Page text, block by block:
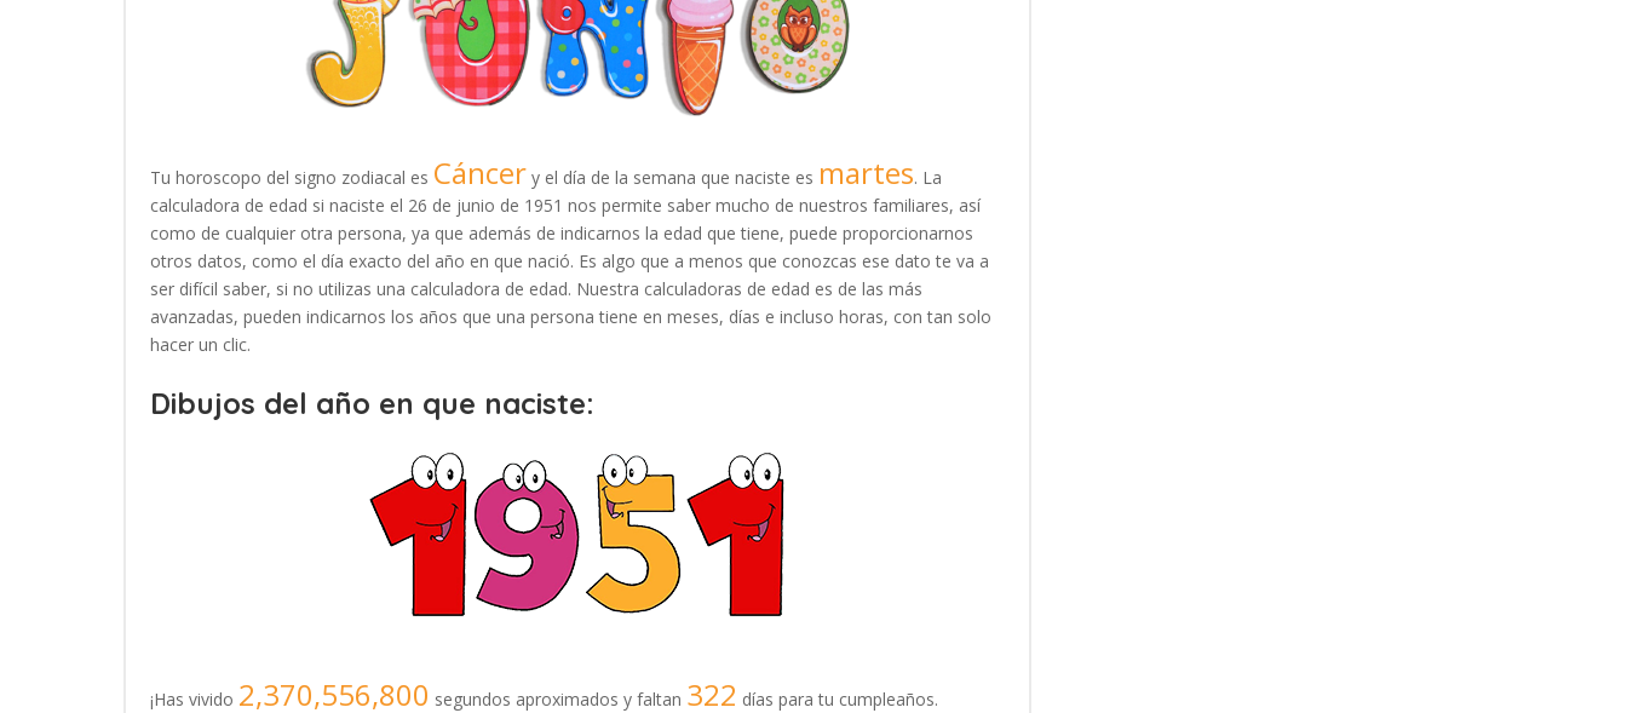
Tu horoscopo del signo zodiacal es Cáncer y el día de la semana que naciste es martes. La
calculadora de edad si naciste el 26 de junio de 1951 nos permite saber mucho de nuestros familiares, así
como de cualquier otra persona, ya que además de indicarnos la edad que tiene, puede proporcionarnos
otros datos, como el día exacto del año en que nació. Es algo que a menos que conozcas ese dato te va a
ser difícil saber, si no utilizas una calculadora de edad. Nuestra calculadoras de edad es de las más
avanzadas, pueden indicarnos los años que una persona tiene en meses, días e incluso horas, con tan solo
hacer un clic.
Dibujos del año en que naciste:
¡Has vivido 2,370,556,800 segundos aproximados y faltan 322 días para tu cumpleaños.